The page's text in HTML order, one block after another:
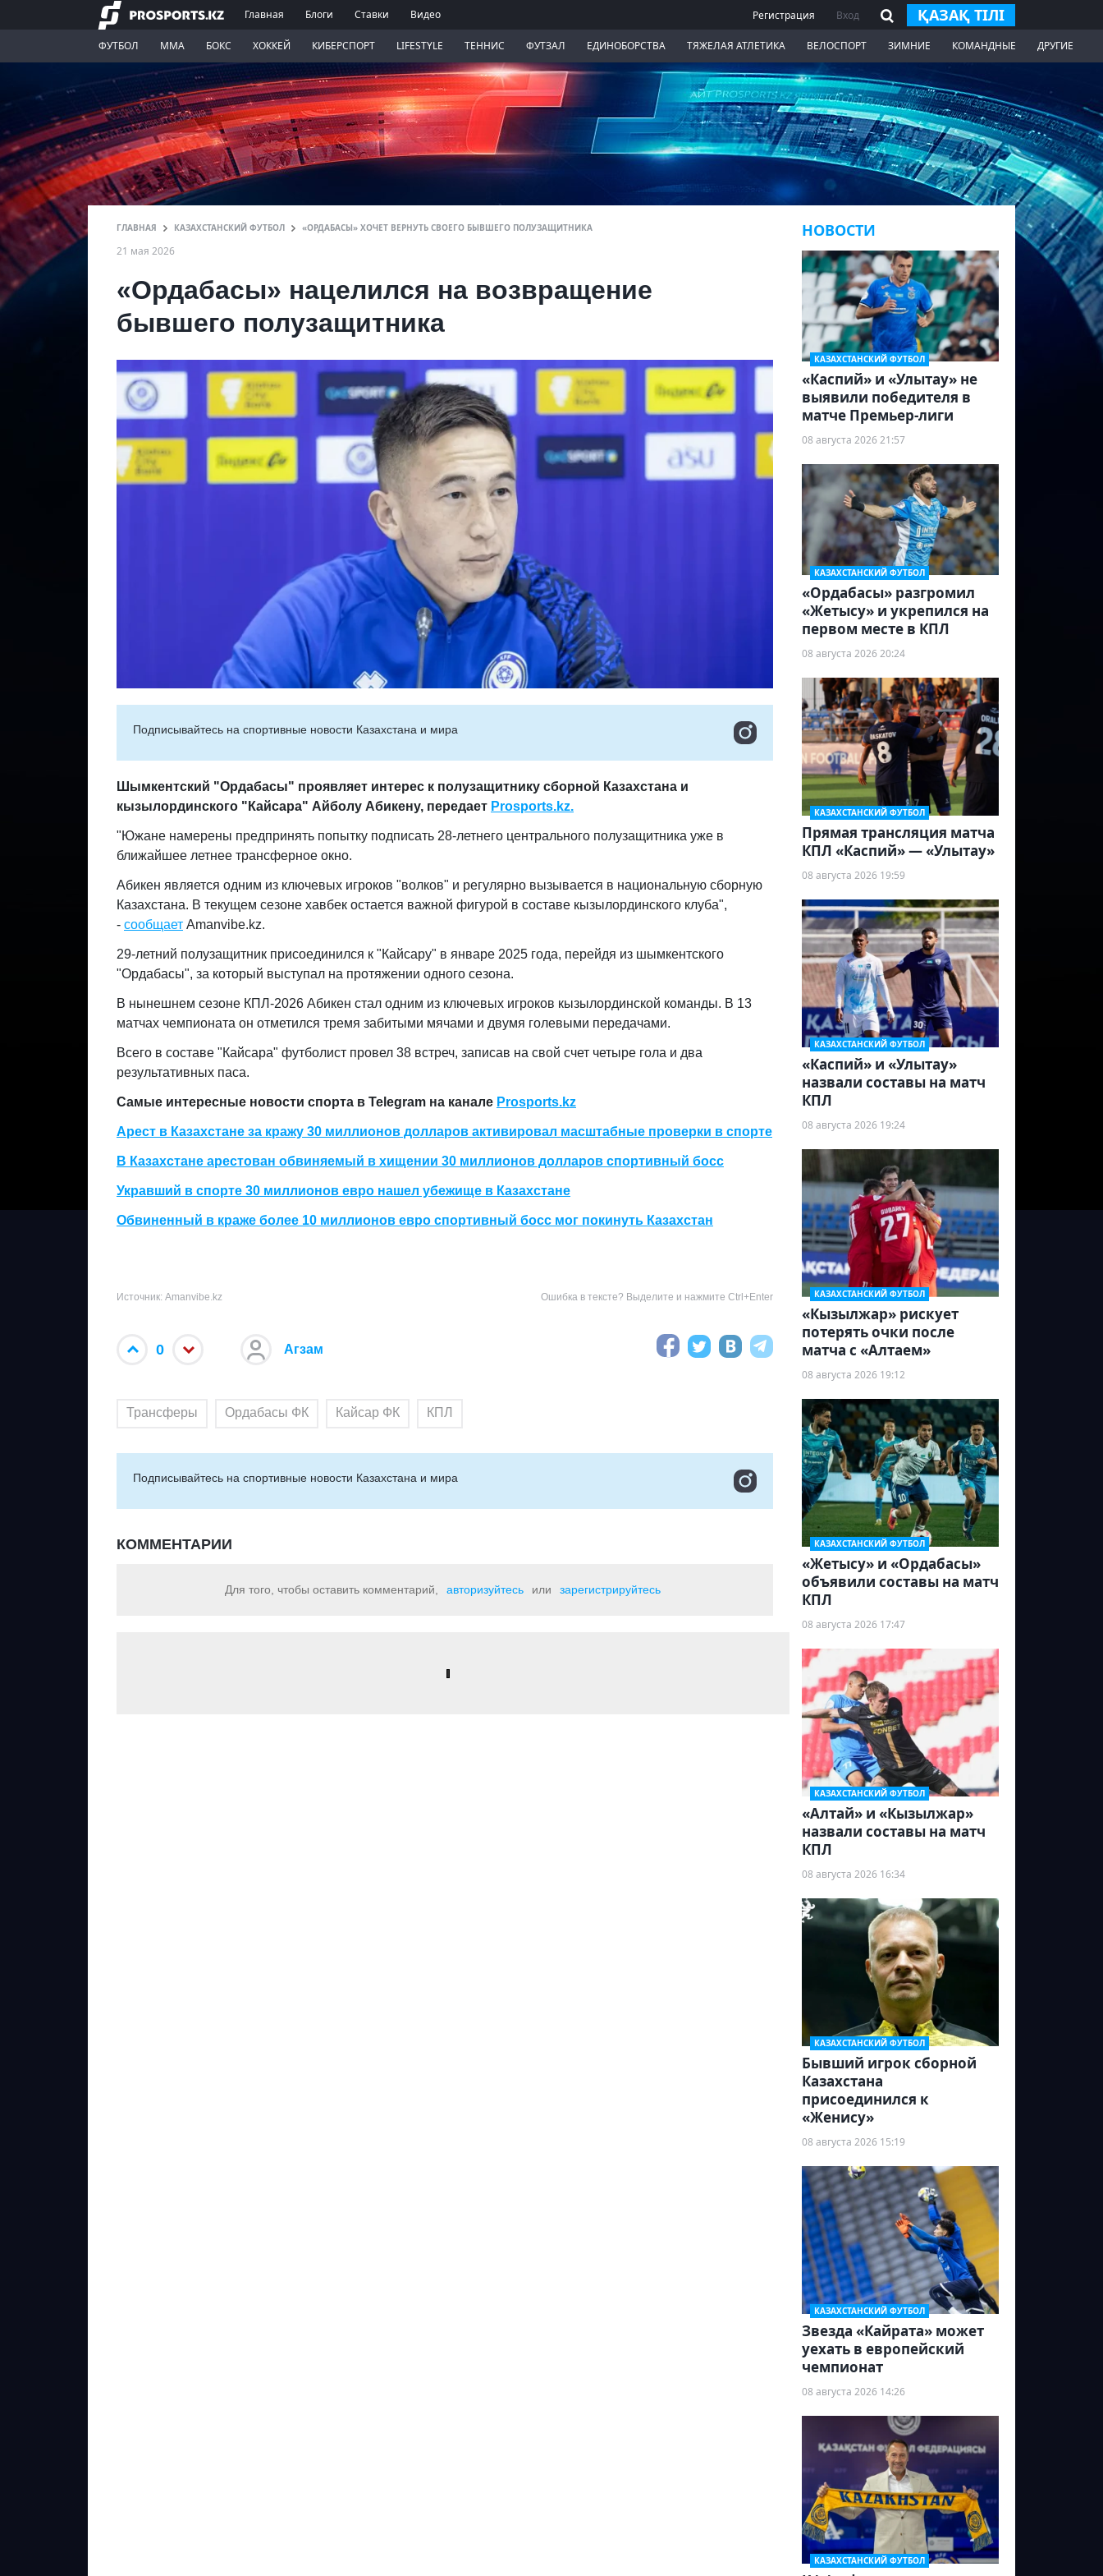
Главная Блоги Ставки Видео Регистрация Вход ҚАЗАҚ ТІЛІ
ФУТБОЛ ММА БОКС ХОККЕЙ КИБЕРСПОРТ LIFESTYLE ТЕННИС ФУТЗАЛ ЕДИНОБОРСТВА ТЯЖЕЛАЯ АТЛЕТИКА ВЕЛОСПОРТ ЗИМНИЕ КОМАНДНЫЕ ДРУГИЕ
ГЛАВНАЯ КАЗАХСТАНСКИЙ ФУТБОЛ «ОРДАБАСЫ» ХОЧЕТ ВЕРНУТЬ СВОЕГО БЫВШЕГО ПОЛУЗАЩИТНИКА
21 мая 2026
«Ордабасы» нацелился на возвращение
бывшего полузащитника
Подписывайтесь на cпортивные новости Казахстана и мира
Шымкентский "Ордабасы" проявляет интерес к полузащитнику сборной Казахстана и
кызылординского "Кайсара" Айболу Абикену, передает Prosports.kz.
"Южане намерены предпринять попытку подписать 28-летнего центрального полузащитника уже в
ближайшее летнее трансферное окно.
Абикен является одним из ключевых игроков "волков" и регулярно вызывается в национальную сборную
Казахстана. В текущем сезоне хавбек остается важной фигурой в составе кызылординского клуба",
- сообщает Amanvibe.kz.
29-летний полузащитник присоединился к "Кайсару" в январе 2025 года, перейдя из шымкентского
"Ордабасы", за который выступал на протяжении одного сезона.
В нынешнем сезоне КПЛ-2026 Абикен стал одним из ключевых игроков кызылординской команды. В 13
матчах чемпионата он отметился тремя забитыми мячами и двумя голевыми передачами.
Всего в составе "Кайсара" футболист провел 38 встреч, записав на свой счет четыре гола и два
результативных паса.
Самые интересные новости спорта в Telegram на канале Prosports.kz
Арест в Казахстане за кражу 30 миллионов долларов активировал масштабные проверки в спорте
В Казахстане арестован обвиняемый в хищении 30 миллионов долларов спортивный босс
Укравший в спорте 30 миллионов евро нашел убежище в Казахстане
Обвиненный в краже более 10 миллионов евро спортивный босс мог покинуть Казахстан
Источник: Amanvibe.kz Ошибка в тексте? Выделите и нажмите Ctrl+Enter
0 Агзам
Трансферы Ордабасы ФК Кайсар ФК КПЛ
Подписывайтесь на cпортивные новости Казахстана и мира
КОММЕНТАРИИ
Для того, чтобы оставить комментарий, авторизуйтесь или зарегистрируйтесь
НОВОСТИ
КАЗАХСТАНСКИЙ ФУТБОЛ
«Каспий» и «Улытау» не
выявили победителя в
матче Премьер-лиги
08 августа 2026 21:57
КАЗАХСТАНСКИЙ ФУТБОЛ
«Ордабасы» разгромил
«Жетысу» и укрепился на
первом месте в КПЛ
08 августа 2026 20:24
КАЗАХСТАНСКИЙ ФУТБОЛ
Прямая трансляция матча
КПЛ «Каспий» — «Улытау»
08 августа 2026 19:59
КАЗАХСТАНСКИЙ ФУТБОЛ
«Каспий» и «Улытау»
назвали составы на матч
КПЛ
08 августа 2026 19:24
КАЗАХСТАНСКИЙ ФУТБОЛ
«Кызылжар» рискует
потерять очки после
матча с «Алтаем»
08 августа 2026 19:12
КАЗАХСТАНСКИЙ ФУТБОЛ
«Жетысу» и «Ордабасы»
объявили составы на матч
КПЛ
08 августа 2026 17:47
КАЗАХСТАНСКИЙ ФУТБОЛ
«Алтай» и «Кызылжар»
назвали составы на матч
КПЛ
08 августа 2026 16:34
КАЗАХСТАНСКИЙ ФУТБОЛ
Бывший игрок сборной
Казахстана
присоединился к
«Женису»
08 августа 2026 15:19
КАЗАХСТАНСКИЙ ФУТБОЛ
Звезда «Кайрата» может
уехать в европейский
чемпионат
08 августа 2026 14:26
КАЗАХСТАНСКИЙ ФУТБОЛ